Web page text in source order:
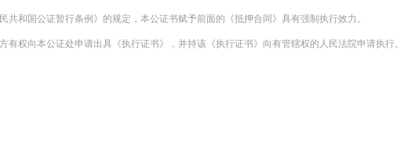
国公证暂行条例》的规定，本公证书赋予前面的《抵押合同》具有强制执行效力。
向本公证处申请出具《执行证书》，并持该《执行证书》向有管辖权的人民法院申请执行。